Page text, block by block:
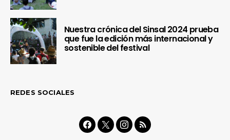
Nuestra crónica del Sinsal 2024 prueba
que fue la edición más internacional y
sostenible del festival
REDES SOCIALES